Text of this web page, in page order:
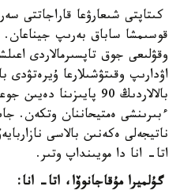
كىتاپتى شىعارۋعا قاراجاتتى
قوسىمشا ساباق بەرىپ جيناعان.
وقۋلىعى جوق تاپسىرمالاردى
اۋدارىپ وقىتۋشىلارعا ۇيرەتۋدى
بالالاردىڭ 90 پايىزىنا
ءبىرىنشى ەمتيحاننان وتكەن.
ناتيجەلى ەكەنىن بالاسى
اتا- انا دا مويىنداپ وتىر.
گۇلميرا مۇقاجانوۆا، اتا- انا: